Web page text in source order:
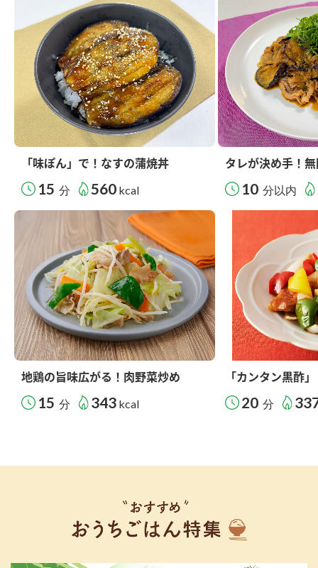
「味ぽん」で！なすの蒲焼丼
15 分 560 kcal
タレが決め手！
10 分以内
地鶏の旨味広がる！肉野菜炒め
15 分 343 kcal
「カンタン黒酢
20 分